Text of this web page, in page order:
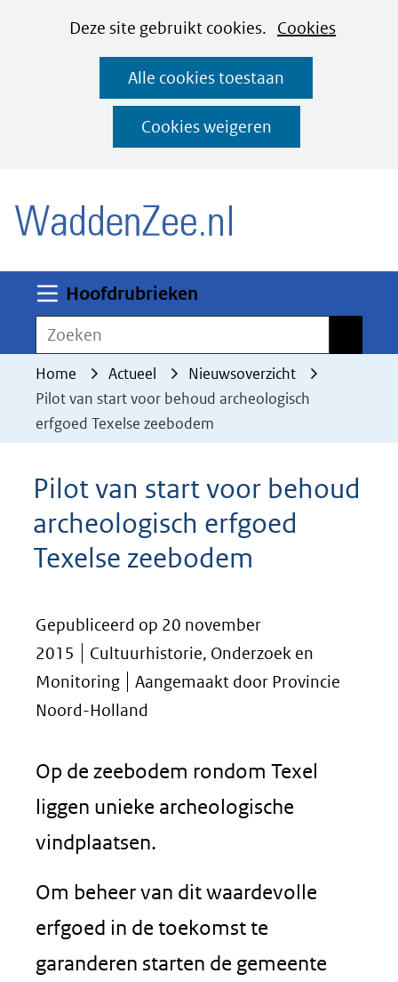
CookiesDeze site gebruikt cookies. Cookies
deze
worden
toegestaan
geweigerd.
Alle cookies toestaan
Cookies weigeren
Ga
naar
de
inhoud
Hoofdrubrieken
Zoeken
Home Actueel
Nieuwsoverzicht
Pilot van start voor behoud archeologisch
erfgoed Texelse zeebodem
Pilot van start voor behoud
archeologisch erfgoed
Texelse zeebodem
Gepubliceerd op 20 november
2015
Cultuurhistorie, Onderzoek en
Monitoring
Aangemaakt door Provincie
Noord-Holland
Op de zeebodem rondom Texel
liggen unieke archeologische
vindplaatsen.
Om beheer van dit waardevolle
erfgoed in de toekomst te
garanderen starten de gemeente